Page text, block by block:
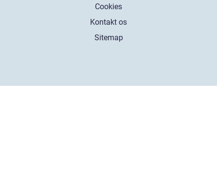
Cookies
Kontakt os
Sitemap